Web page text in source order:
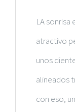
LA
atractivo
unos
alineados
con eso,